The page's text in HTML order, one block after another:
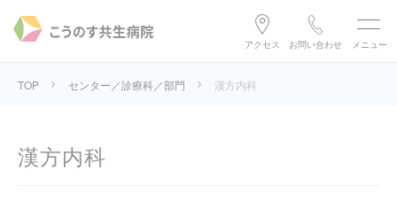
アクセス お問い合わせ メニュー
TOP センター／診療科／部門 漢方内科
漢方内科